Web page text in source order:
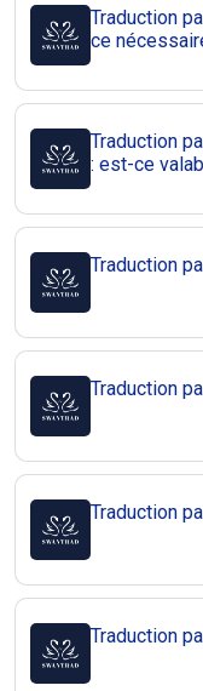
Traduction
ce
Traduction
: est-ce
Traduction
Traduction
Traduction
Traduction